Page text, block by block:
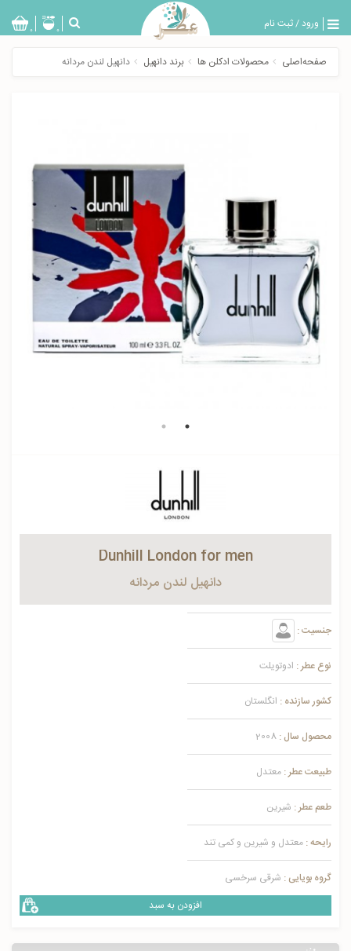
ورود/ثبت نام
بازگشت
0 0
صفحه‌اصلی محصولات ادکلن ها برند دانهیل دانهیل لندن مردانه
Dunhill London for men
دانهیل لندن مردانه
جنسیت :
نوع عطر : ادوتویلت
کشور سازنده : انگلستان
محصول سال : 2008
طبیعت عطر : معتدل
طعم عطر : شیرین
رایحه : معتدل و شیرین و کمی تند
گروه بویایی : شرقی سرخسی
افزودن به سبد